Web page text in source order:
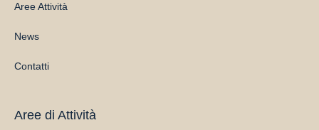
Aree Attività
News
Contatti
Aree di Attività